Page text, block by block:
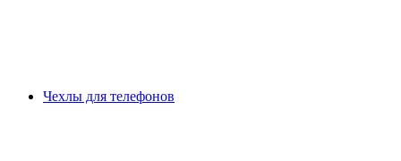
Чехлы для телефонов